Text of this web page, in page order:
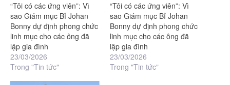
“Tôi có các ứng viên”: Vì
sao Giám mục Bỉ Johan
Bonny dự định phong chức
linh mục cho các ông đã
lập gia đình
23/03/2026
Trong "Tin tức"
“Tôi có các ứng viên”: Vì
sao Giám mục Bỉ Johan
Bonny dự định phong chức
linh mục cho các ông đã
lập gia đình
23/03/2026
Trong "Tin tức"